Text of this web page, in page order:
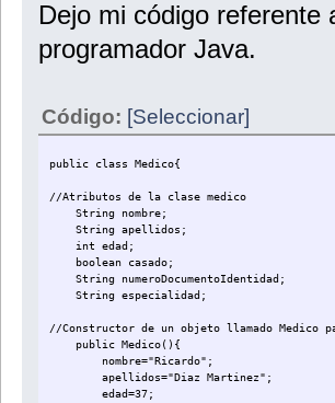
p) A > 3 && B >= 3 && C < -3 //Verdadero:
Dejo mi código referente
programador Java.
Código: [Seleccionar]
public class Medico{
//Atributos de la clase medico
String nombre;
String apellidos;
int edad;
boolean casado;
String numeroDocumentoIdentidad;
String especialidad;
//Constructor de un objeto llamado
public Medico(){
nombre="Ricardo";
apellidos="Diaz Martinez";
edad=37;